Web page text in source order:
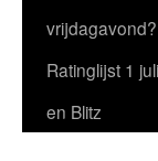
vrijdagavond?
Ratinglijst 1
en Blitz